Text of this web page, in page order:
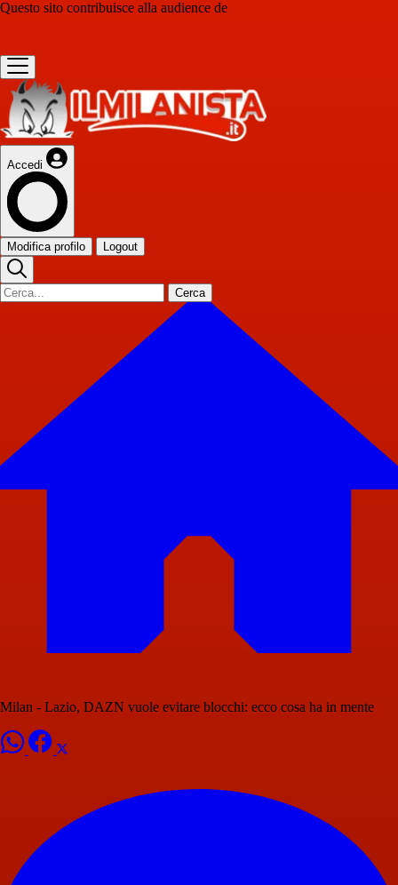
Questo sito contribuisce alla audience de
Accedi
Modifica profilo Logout
Cerca
Milan - Lazio, DAZN vuole evitare blocchi: ecco cosa ha in mente